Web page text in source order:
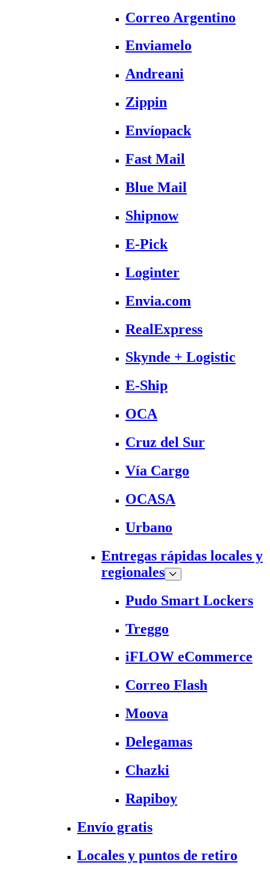
Correo Argentino
Enviamelo
Andreani
Zippin
Envíopack
Fast Mail
Blue Mail
Shipnow
E-Pick
Loginter
Envia.com
RealExpress
Skynde + Logistic
E-Ship
OCA
Cruz del Sur
Vía Cargo
OCASA
Urbano
Entregas rápidas locales y
regionales
Pudo Smart Lockers
Treggo
iFLOW eCommerce
Correo Flash
Moova
Delegamas
Chazki
Rapiboy
Envío gratis
Locales y puntos de retiro